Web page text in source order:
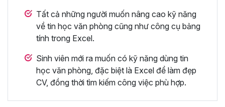
Tất cả những người muốn nâng cao kỹ năng
về tin học văn phòng cũng như công cụ bảng
tính trong Excel.
Sinh viên mới ra muốn có kỹ năng dùng tin
học văn phòng, đặc biệt là Excel để làm đẹp
CV, đồng thời tìm kiếm công việc phù hợp.